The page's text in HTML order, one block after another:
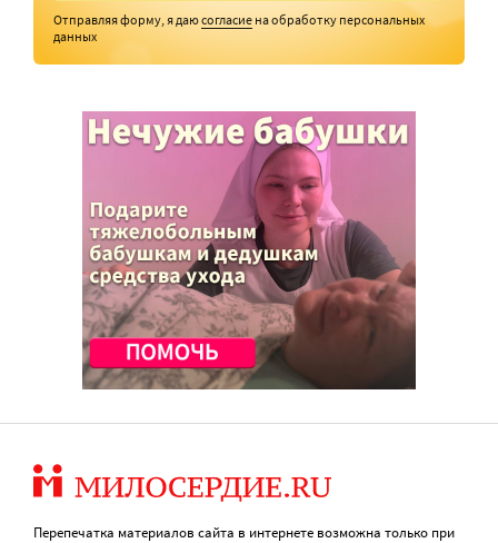
Отправляя форму, я даюсогласие на обработку персональных
данных
Перепечатка материалов сайта в интернете возможна только при